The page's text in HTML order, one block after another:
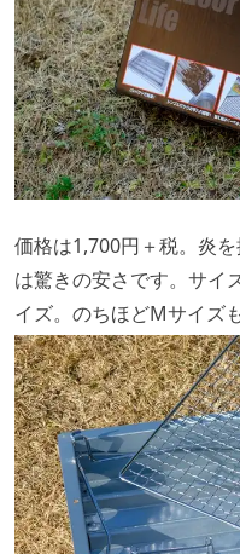
価格は1,700円＋税。炎
は驚きの安さです。サイ
イズ。のちほどMサイズ